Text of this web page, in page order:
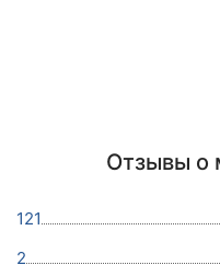
Отзывы о
121
2